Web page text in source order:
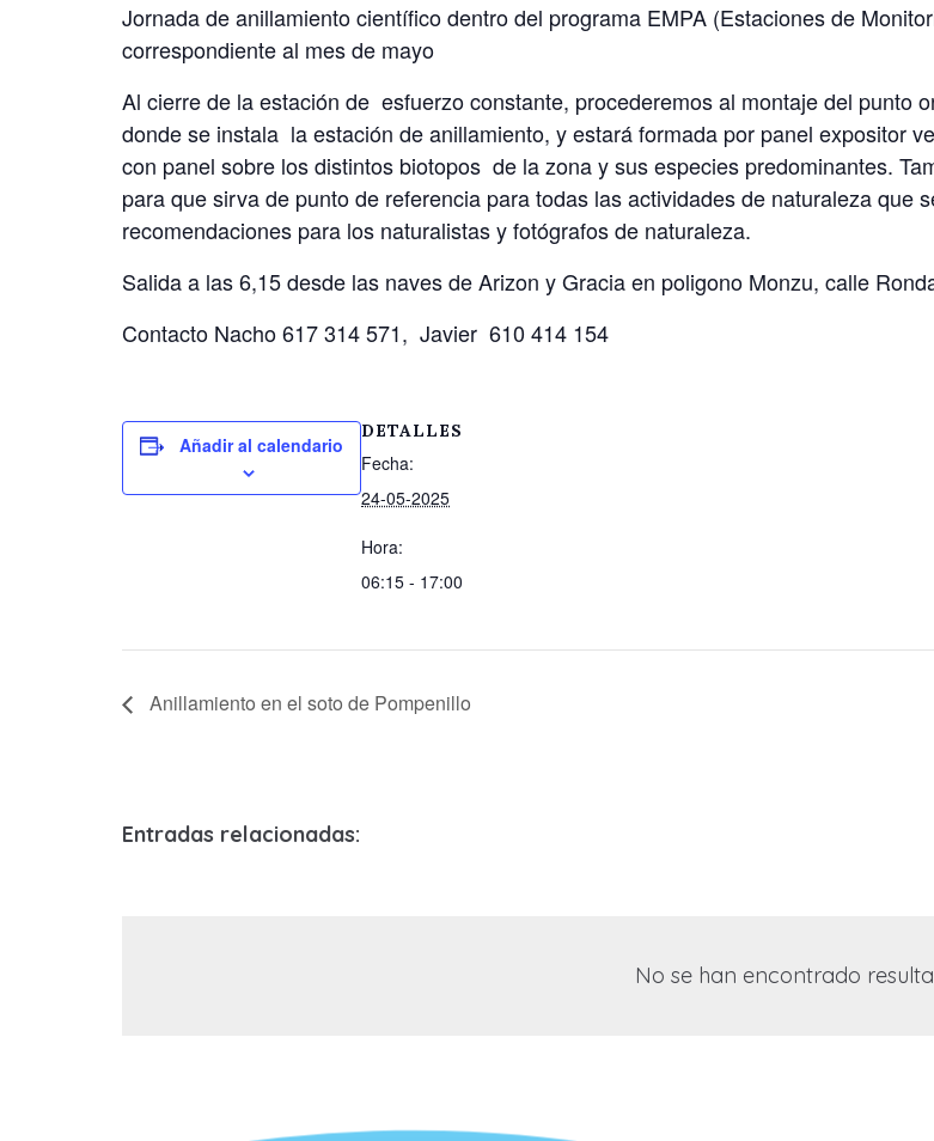
Jornada de anillamiento científico dentro del programa EMPA (Estaciones de
correspondiente al mes de mayo
Al cierre de la estación de esfuerzo constante, procederemos al montaje del punto
donde se instala la estación de anillamiento, y estará formada por panel expositor
con panel sobre los distintos biotopos de la zona y sus especies predominantes.
para que sirva de punto de referencia para todas las actividades de naturaleza que
recomendaciones para los naturalistas y fotógrafos de naturaleza.
Salida a las 6,15 desde las naves de Arizon y Gracia en poligono Monzu, calle
Contacto Nacho 617 314 571, Javier 610 414 154
Añadir al calendario
DETALLES
Fecha:
24-05-2025
Hora:
06:15 - 17:00
Anillamiento en el soto de Pompenillo
Entradas relacionadas:
No se han encontrado